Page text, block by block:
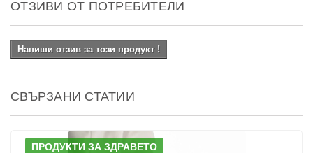
ОТЗИВИ ОТ ПОТРЕБИТЕЛИ
Напиши отзив за този продукт !
СВЪРЗАНИ СТАТИИ
ПРОДУКТИ ЗА ЗДРАВЕТО